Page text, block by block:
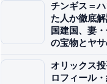
チンギス＝
た人か徹底
国建国、妻
の宝物とヤサ
オリックス
ロフィール